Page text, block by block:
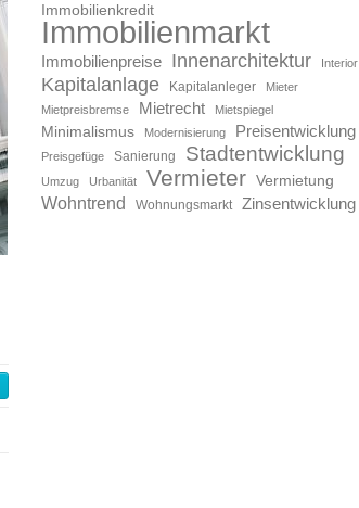
Immobilienkredit
Immobilienmarkt
Immobilienpreise Innenarchitektur Interior
Kapitalanlage Kapitalanleger
Mieter
Mietpreisbremse
Mietrecht Mietspiegel
Minimalismus Modernisierung Preisentwicklung
Preisgefüge Sanierung Stadtentwicklung
Umzug Urbanität Vermieter Vermietung
Wohntrend Wohnungsmarkt Zinsentwicklung